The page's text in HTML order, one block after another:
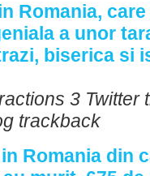
Romania,
a unor
biserica si
3 Twitter
trackback
Romania din